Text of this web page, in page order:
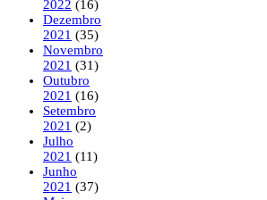
2022 (16)
Dezembro
2021 (35)
Novembro
2021 (31)
Outubro
2021 (16)
Setembro
2021 (2)
Julho
2021 (11)
Junho
2021 (37)